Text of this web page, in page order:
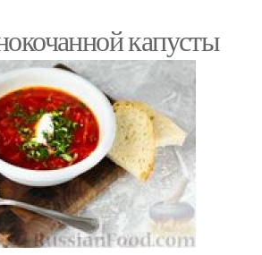
капусты